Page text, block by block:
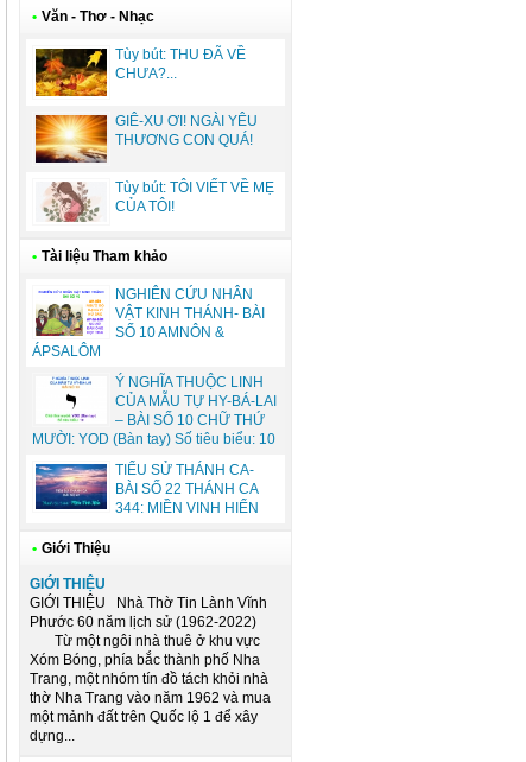
• Văn - Thơ - Nhạc
Tùy bút: THU ĐÃ VỀ
CHƯA?...
GIÊ-XU ƠI! NGÀI YÊU
THƯƠNG CON QUÁ!
Tùy bút: TÔI VIẾT VỀ MẸ
CỦA TÔI!
• Tài liệu Tham khảo
NGHIÊN CỨU NHÂN
VẬT KINH THÁNH- BÀI
SỐ 10 AMNÔN &
ÁPSALÔM
Ý NGHĨA THUỘC LINH
CỦA MẪU TỰ HY-BÁ-LAI
– BÀI SỐ 10 CHỮ THỨ
MƯỜI: YOD (Bàn tay) Số tiêu biểu: 10
TIỂU SỬ THÁNH CA-
BÀI SỐ 22 THÁNH CA
344: MIỀN VINH HIỂN
• Giới Thiệu
GIỚI THIỆU
GIỚI THIỆU Nhà Thờ Tin Lành Vĩnh
Phước 60 năm lịch sử (1962-2022)
Từ một ngôi nhà thuê ở khu vực
Xóm Bóng, phía bắc thành phố Nha
Trang, một nhóm tín đồ tách khỏi nhà
thờ Nha Trang vào năm 1962 và mua
một mảnh đất trên Quốc lộ 1 để xây
dựng...